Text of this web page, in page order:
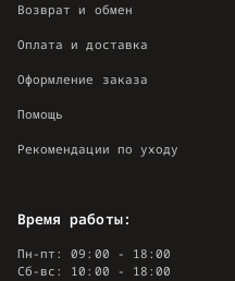
Возврат и обмен
Оплата и доставка
Оформление заказа
Помощь
Рекомендации по уходу
Время работы:
Пн-пт: 09:00 - 18:00
Сб-вс: 10:00 - 18:00